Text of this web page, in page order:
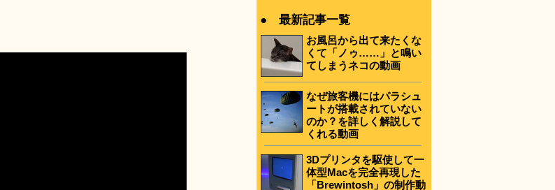
● 最新記事一覧
お風呂から出て来たくな
くて「ノゥ……」と鳴い
てしまうネコの動画
なぜ旅客機にはパラシュ
ートが搭載されていない
のか？を詳しく解説して
くれる動画
3Dプリンタを駆使して一
体型Macを完全再現した
「Brewintosh」の制作動